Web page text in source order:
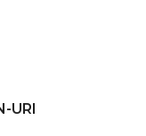
URI